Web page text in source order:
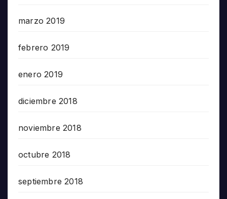
marzo 2019
febrero 2019
enero 2019
diciembre 2018
noviembre 2018
octubre 2018
septiembre 2018